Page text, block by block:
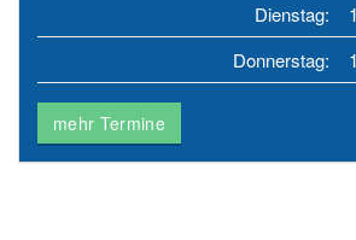
Dienstag:
Donnerstag:
mehr Termine